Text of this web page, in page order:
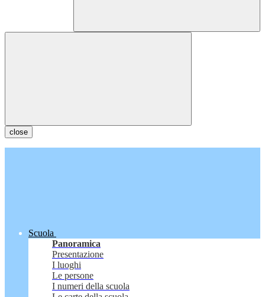
close
Scuola
Panoramica
Presentazione
I luoghi
Le persone
I numeri della scuola